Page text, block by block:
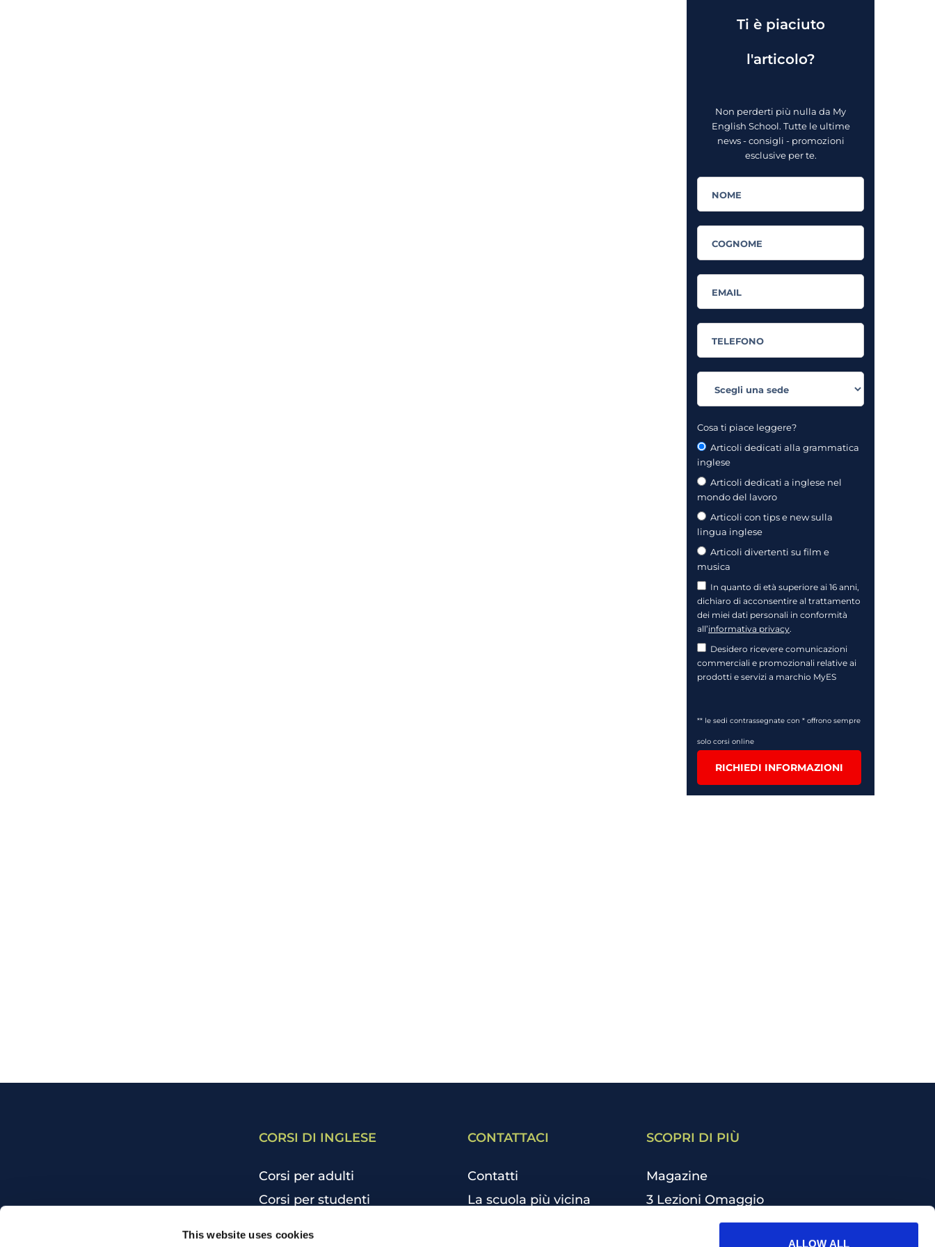
This website uses cookies
ALLOW ALL
Ti è piaciuto
l'articolo?
Non perderti più nulla da My
English School. Tutte le ultime
news - consigli - promozioni
esclusive per te.
Cosa ti piace leggere?
Articoli dedicati alla grammatica
inglese
Articoli dedicati a inglese nel
mondo del lavoro
Articoli con tips e new sulla
lingua inglese
Articoli divertenti su film e
musica
In quanto di età superiore ai 16 anni,
dichiaro di acconsentire al trattamento
dei miei dati personali in conformità
all’informativa privacy.
Desidero ricevere comunicazioni
commerciali e promozionali relative ai
prodotti e servizi a marchio MyES
** le sedi contrassegnate con * offrono sempre
solo corsi online
RICHIEDI INFORMAZIONI
CORSI DI INGLESE
Corsi per adulti
Corsi per studenti
CONTATTACI
Contatti
La scuola più vicina
SCOPRI DI PIÙ
Magazine
3 Lezioni Omaggio